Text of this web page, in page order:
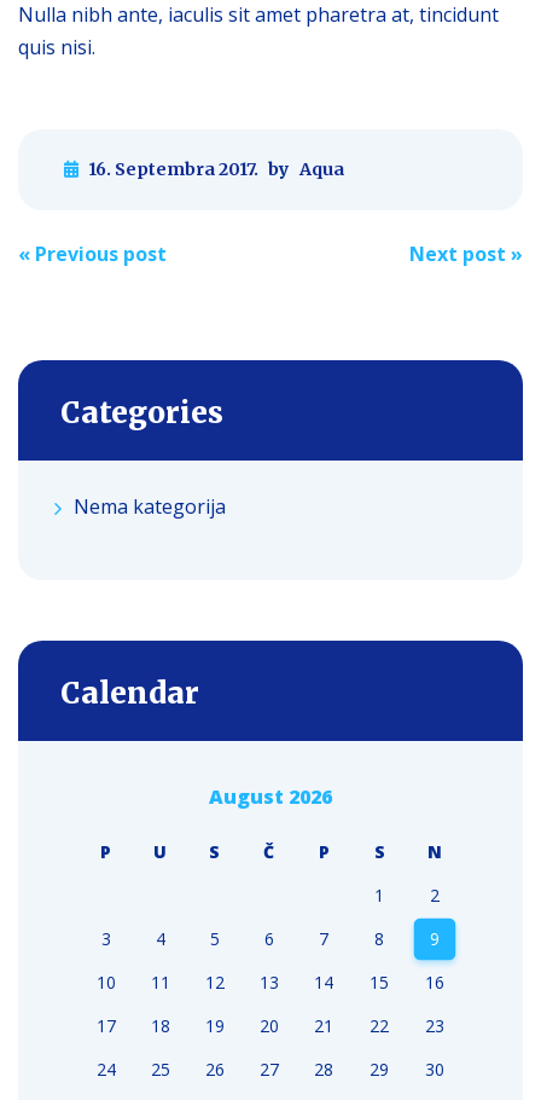
Nulla nibh ante, iaculis sit amet pharetra at, tincidunt
quis nisi.
16. Septembra 2017. by Aqua
Post
« Previous post Next post »
Categories
Nema kategorija
Calendar
August 2026
P U S Č P S
N
1
2
3
4 5 6 7 8
9
10
11 12 13 14 15
16
17
18 19 20 21 22
23
24
25 26 27 28 29
30